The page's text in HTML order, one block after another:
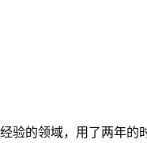
验的领域，用了两年的